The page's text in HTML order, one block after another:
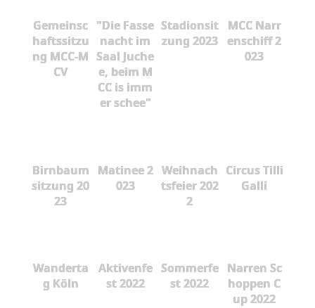
Gemeinsc
haftssitzu
ng MCC-M
CV
"Die Fasse
nacht im
Saal Juche
e, beim M
CC is imm
er schee"
Stadionsit
zung 2023
MCC Narr
enschiff 2
023
Birnbaum
sitzung 20
23
Matinee 2
023
Weihnach
tsfeier 202
2
Circus Tilli
Galli
Wanderta
g Köln
Aktivenfe
st 2022
Sommerfe
st 2022
Narren Sc
hoppen C
up 2022